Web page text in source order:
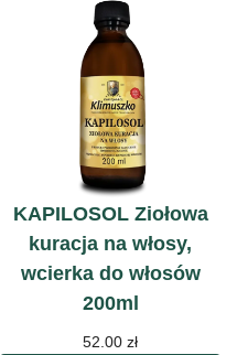
KAPILOSOL Ziołowa
kuracja na włosy,
wcierka do włosów
200ml
52.00zł